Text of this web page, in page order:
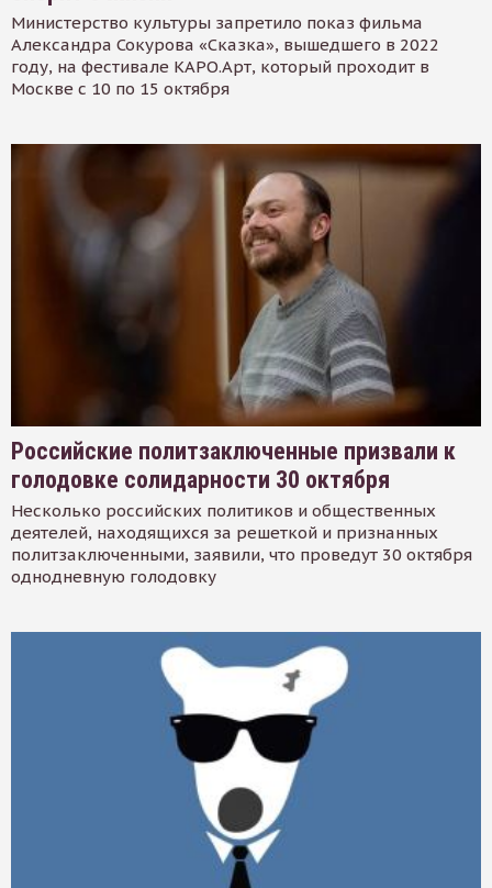
Министерство культуры запретило показ фильма
Александра Сокурова «Сказка», вышедшего в 2022
году, на фестивале КАРО.Арт, который проходит в
Москве с 10 по 15 октября
Российские политзаключенные призвали к
голодовке солидарности 30 октября
Несколько российских политиков и общественных
деятелей, находящихся за решеткой и признанных
политзаключенными, заявили, что проведут 30 октября
однодневную голодовку